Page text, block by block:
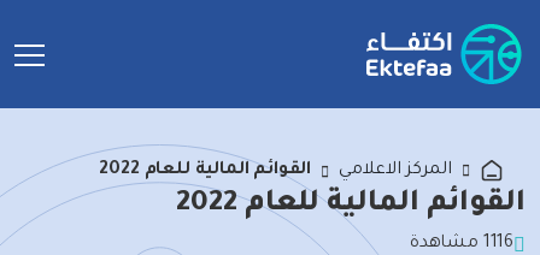
المركز الاعلامي القوائم المالية للعام 2022
القوائم المالية للعام 2022
1116 مشاهدة